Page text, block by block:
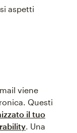
aspetti
viene
Questi
il tuo
. Una